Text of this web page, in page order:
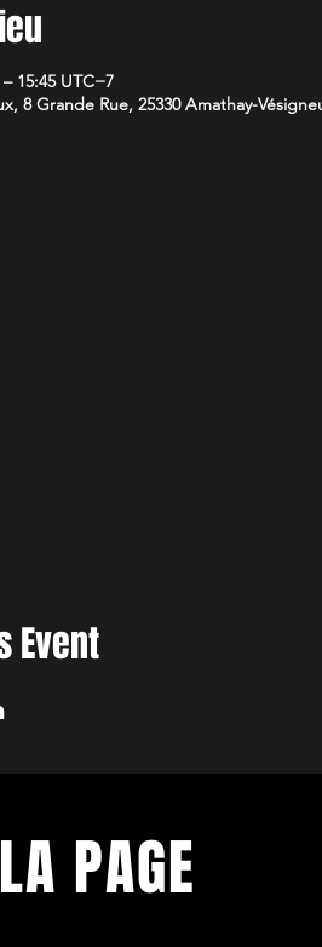
15:45 UTC−7
8 Grande Rue, 25330 Amathay-
Event
PAGE